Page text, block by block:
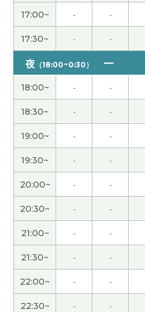
先生、今日もありがとうご
生とHSK４級のテキストを
べ替え問題のやり方が分
ツを教えてもらいました。
す。ありがとうございます
いします。( 40代 女性 )
謝謝！( 40代 女性 )
謝謝！ ( 40代 女性 )
謝謝！( 40代 女性 )
真是好久不见了。 我很高兴
课也很有意思，谢谢您。
今日も先生とフリートーク
長沙ぜひ行ってみたいです
ず安いんですね。またお話
17:00~ - -
17:30~ - -
夜 （18:00~0:30）
18:00~ - -
18:30~ - -
19:00~ - -
19:30~ - -
20:00~ - -
20:30~ - -
21:00~ - -
21:30~ - -
22:00~ - -
22:30~ - -